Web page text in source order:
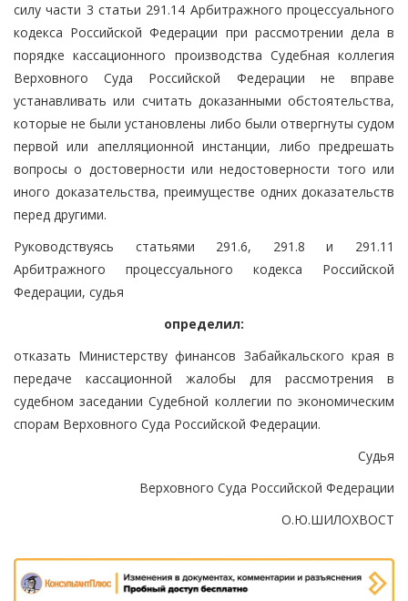
силу части 3 статьи 291.14 Арбитражного процессуального
кодекса Российской Федерации при рассмотрении дела в
порядке кассационного производства Судебная коллегия
Верховного Суда Российской Федерации не вправе
устанавливать или считать доказанными обстоятельства,
которые не были установлены либо были отвергнуты судом
первой или апелляционной инстанции, либо предрешать
вопросы о достоверности или недостоверности того или
иного доказательства, преимуществе одних доказательств
перед другими.
Руководствуясь статьями 291.6, 291.8 и 291.11
Арбитражного процессуального кодекса Российской
Федерации, судья
определил:
отказать Министерству финансов Забайкальского края в
передаче кассационной жалобы для рассмотрения в
судебном заседании Судебной коллегии по экономическим
спорам Верховного Суда Российской Федерации.
Судья
Верховного Суда Российской Федерации
О.Ю.ШИЛОХВОСТ